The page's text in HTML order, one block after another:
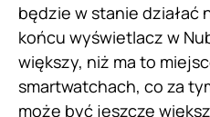
będzie w stanie działać
końcu wyświetlacz w
większy, niż ma to
smartwatchach, co za
może być jeszcze